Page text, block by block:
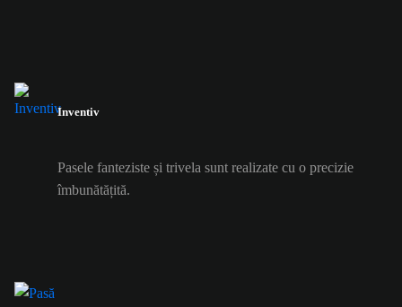
Inventiv
Pasele fanteziste și trivela sunt realizate cu o precizie
îmbunătățită.